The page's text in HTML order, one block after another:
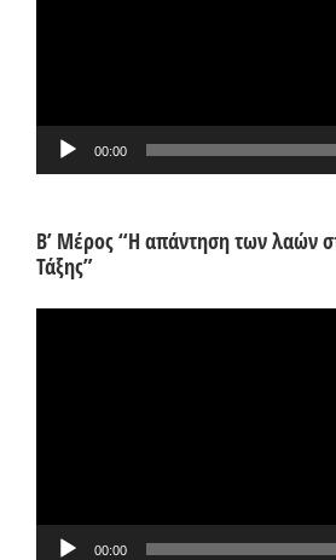
00:00
Β’ Μέρος “Η απάντηση των λαών
Τάξης”
00:00